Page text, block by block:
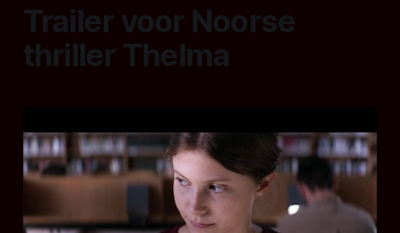
Trailer voor Noorse
thriller Thelma